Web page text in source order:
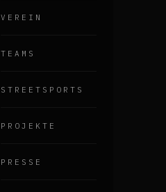
VEREIN
TEAMS
STREETSPORTS
PROJEKTE
PRESSE